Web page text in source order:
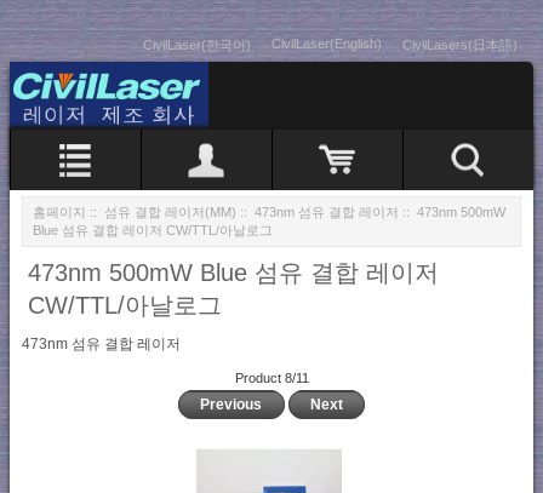
CivilLaser(한국어) CivilLaser(English) CivilLasers(日本語)
홈페이지 :: 섬유 결합 레이저(MM) :: 473nm 섬유 결합 레이저 :: 473nm 500mW
Blue 섬유 결합 레이저 CW/TTL/아날로그
473nm 500mW Blue 섬유 결합 레이저
CW/TTL/아날로그
473nm 섬유 결합 레이저
Product 8/11
Previous Next